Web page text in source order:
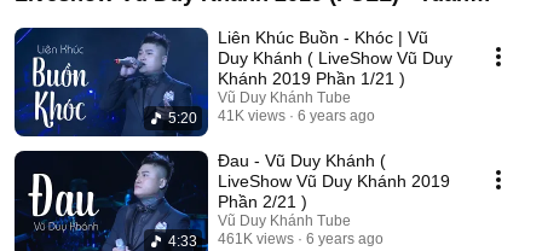
Hưng , Đạt G , Dương Hoàng Yến
5:20
Liên Khúc Buồn - Khóc | Vũ
Duy Khánh ( LiveShow Vũ Duy
Khánh 2019 Phần 1/21 )
Vũ Duy Khánh Tube
41K views
6 years ago
4:33
Đau - Vũ Duy Khánh (
LiveShow Vũ Duy Khánh 2019
Phần 2/21 )
Vũ Duy Khánh Tube
461K views
6 years ago